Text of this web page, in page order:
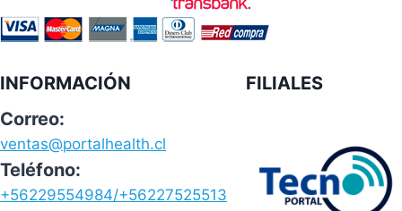
INFORMACIÓN
Correo:
ventas@portalhealth.cl
Teléfono:
+56229554984/+56227525513
FILIALES